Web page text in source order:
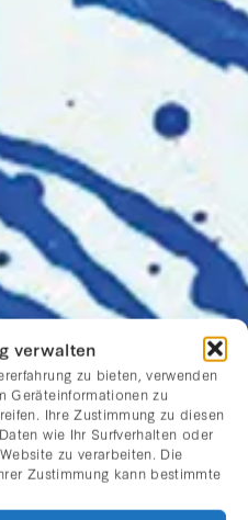
verwalten
zu bieten, verwenden
Geräteinformationen zu
Ihre Zustimmung zu diesen
wie Ihr Surfverhalten oder
zu verarbeiten. Die
Zustimmung kann bestimmte